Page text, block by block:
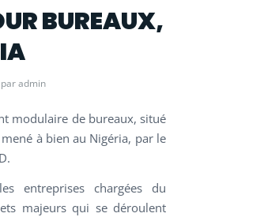
BUREAUX,
paradmin
modulaire de bureaux, situé
à bien au Nigéria, par le
entreprises chargées du
majeurs qui se déroulent